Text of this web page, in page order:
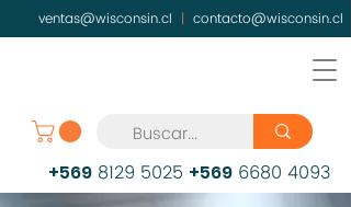
ventas@wisconsin.cl | contacto@wisconsin.cl
+569 8129 5025 +569 6680 4093